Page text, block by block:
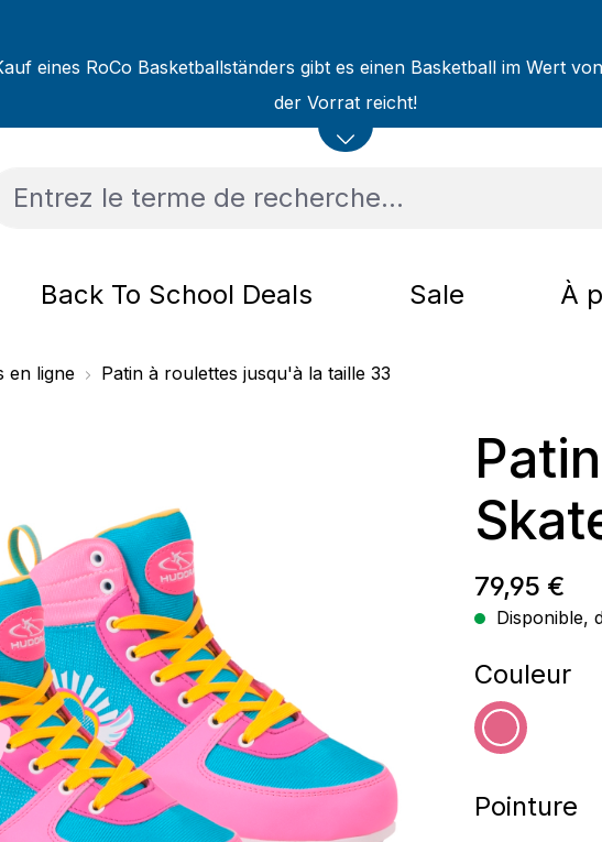
eines RoCo Basketballständers gibt es einen Basketball im Wert
der Vorrat reicht!
Back To School Deals Sale À
en ligne Patin à roulettes jusqu'à la taille 33
Prix
79,95 €
Disponible,
Couleur
rose
Pointure